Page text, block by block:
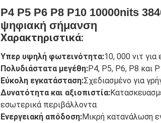
P4 P5 P6 P8 P10 10000nits
ψηφιακή σήμανση
Χαρακτηριστικά:
Υπερ υψηλή φωτεινότητα:10, 000 νιτ
Πολυδιάστατα μεγέθη:P4, P5, P6, P8 και
Εύκολη εγκατάσταση:Σχεδιασμένο για
Δυνατότητα και αξιοπιστία:
εσωτερικά περιβάλλοντα
Ενεργειακή απόδοση:Μικρή κατανάλωση